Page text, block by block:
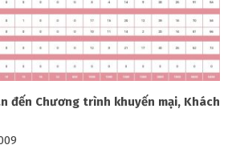
đến Chương trình khuyến mại, Khách